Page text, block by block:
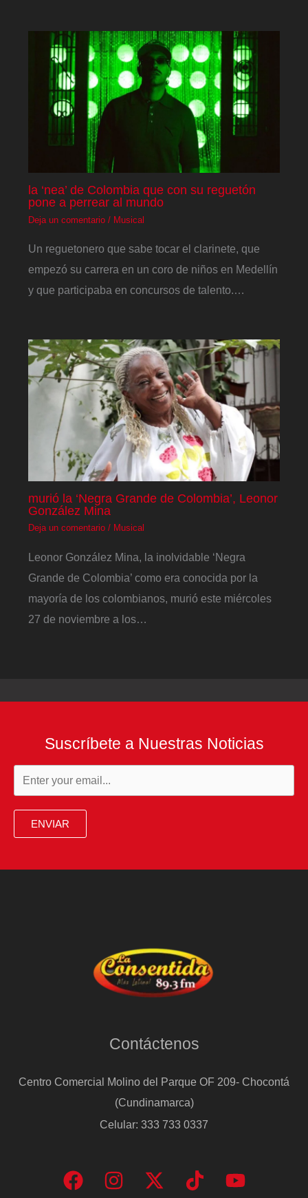
la ‘nea’ de Colombia que con su reguetón
pone a perrear al mundo
Deja un comentario / Musical
Un reguetonero que sabe tocar el clarinete, que
empezó su carrera en un coro de niños en Medellín
y que participaba en concursos de talento.…
murió la ‘Negra Grande de Colombia’, Leonor
González Mina
Deja un comentario / Musical
Leonor González Mina, la inolvidable ‘Negra
Grande de Colombia’ como era conocida por la
mayoría de los colombianos, murió este miércoles
27 de noviembre a los…
Suscríbete a Nuestras Noticias
ENVIAR
Contáctenos
Centro Comercial Molino del Parque OF 209- Chocontá
(Cundinamarca)
Celular: 333 733 0337